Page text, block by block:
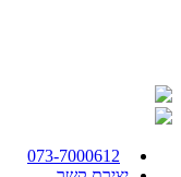
073-7000612